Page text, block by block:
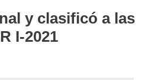
y clasificó a las
I-2021